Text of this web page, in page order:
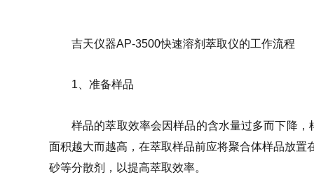
吉天仪器AP-3500快速溶剂萃取仪的工作流程
1、准备样品
样品的萃取效率会因样品的含水量过多而下降
面积越大而越高，在萃取样品前应将聚合体样品放
砂等分散剂，以提高萃取效率。